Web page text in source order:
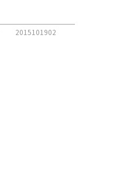
2015101902